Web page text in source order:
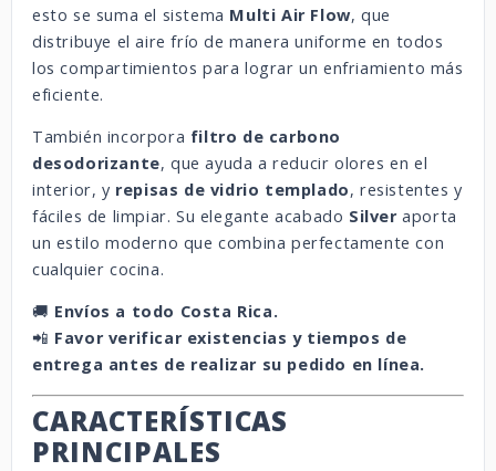
esto se suma el sistema Multi Air Flow, que
distribuye el aire frío de manera uniforme en todos
los compartimientos para lograr un enfriamiento más
eficiente.
También incorpora filtro de carbono
desodorizante, que ayuda a reducir olores en el
interior, y repisas de vidrio templado, resistentes y
fáciles de limpiar. Su elegante acabado Silveraporta
un estilo moderno que combina perfectamente con
cualquier cocina.
🚚 Envíos a todo Costa Rica.
📲 Favor verificar existencias y tiempos de
entrega antes de realizar su pedido en línea.
CARACTERÍSTICAS
PRINCIPALES